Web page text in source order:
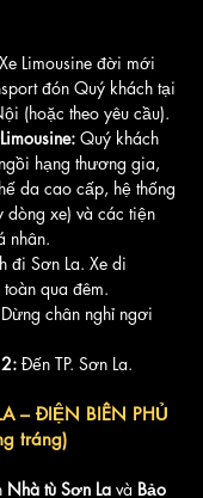
Xe Limousine đời mới
đón Quý khách tại
(hoặc theo yêu cầu).
Quý khách
hạng thương gia,
da cao cấp, hệ thống
dòng xe) và các tiện
nhân.
đi Sơn La. Xe di
qua đêm.
Dừng chân nghỉ ngơi
Đến TP. Sơn La.
– ĐIỆN BIÊN PHỦ
tráng)
Nhà tù Sơn La và Bảo